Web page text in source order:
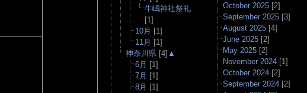
牛嶋神社祭礼
[1]
10月 [1]
11月 [1]
神奈川県 [4] ▲
6月 [1]
7月 [1]
8月 [1]
October 2025 [2]
September 2025 [3]
August 2025 [4]
June 2025 [2]
May 2025 [2]
November 2024 [1]
October 2024 [2]
September 2024 [2]